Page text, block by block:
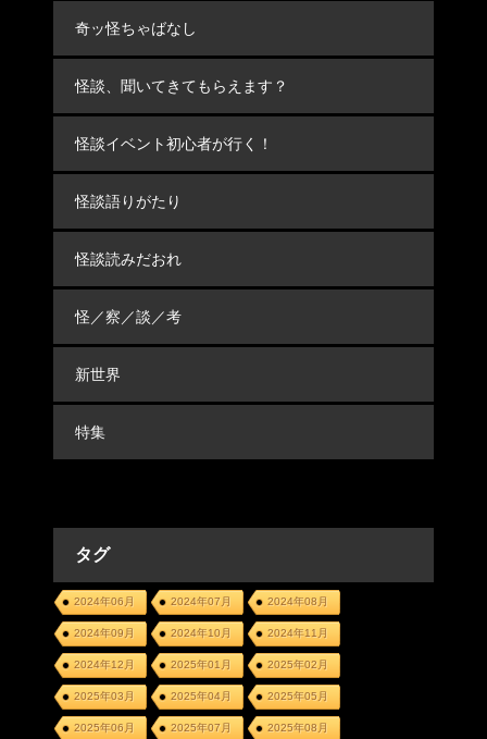
奇ッ怪ちゃばなし
怪談、聞いてきてもらえます？
怪談イベント初心者が行く！
怪談語りがたり
怪談読みだおれ
怪／察／談／考
新世界
特集
タグ
2024年06月 2024年07月 2024年08月
2024年09月 2024年10月 2024年11月
2024年12月 2025年01月 2025年02月
2025年03月 2025年04月 2025年05月
2025年06月 2025年07月 2025年08月